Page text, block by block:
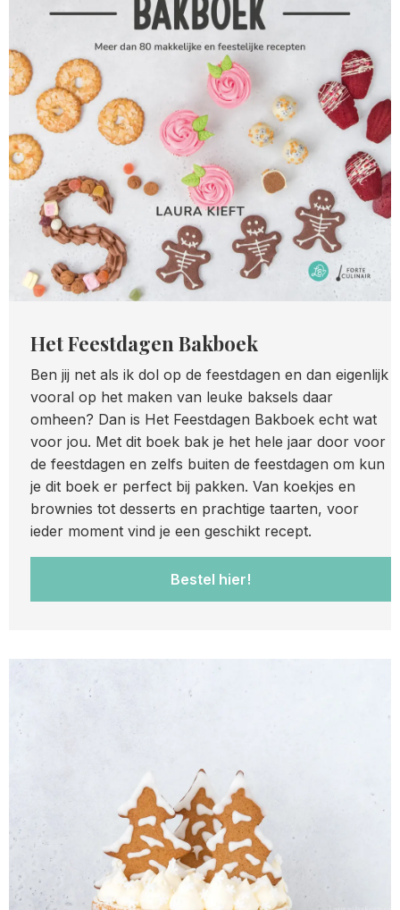
Het Feestdagen Bakboek
Ben jij net als ik dol op de feestdagen en dan eigenlijk
vooral op het maken van leuke baksels daar
omheen? Dan is Het Feestdagen Bakboek echt wat
voor jou. Met dit boek bak je het hele jaar door voor
de feestdagen en zelfs buiten de feestdagen om kun
je dit boek er perfect bij pakken. Van koekjes en
brownies tot desserts en prachtige taarten, voor
ieder moment vind je een geschikt recept.
Bestel hier!